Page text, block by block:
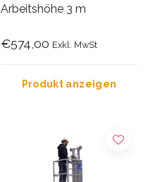
Arbeitshöhe 3 m
€574,00 Exkl. MwSt
Produkt anzeigen